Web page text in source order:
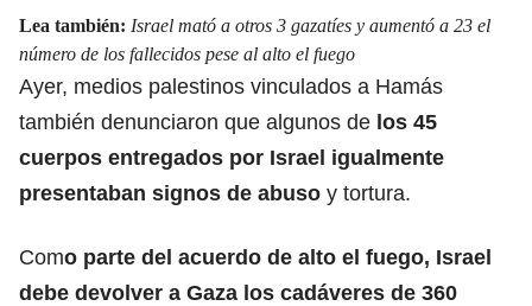
Lea también: Israel mató a otros 3 gazatíes y aumentó a 23 el
número de los fallecidos pese al alto el fuego
Ayer, medios palestinos vinculados a Hamás
también denunciaron que algunos de los 45
cuerpos entregados por Israel igualmente
presentaban signos de abuso y tortura.
Como parte del acuerdo de alto el fuego, Israel
debe devolver a Gaza los cadáveres de 360